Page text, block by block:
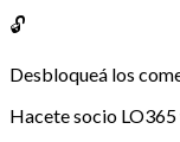
🔓
Desbloqueá los
Hacete socio LO365